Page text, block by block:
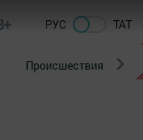
РУС ТАТ
Происшествия